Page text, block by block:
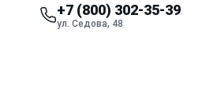
+7 (800) 302-35-39
ул. Седова, 48